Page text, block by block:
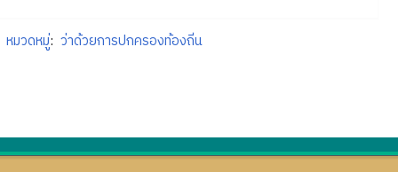
หมวดหมู่: ว่าด้วยการปกครองท้องถิ่น